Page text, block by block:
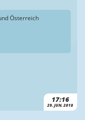
17:16
29. JUN. 2018
Österreich